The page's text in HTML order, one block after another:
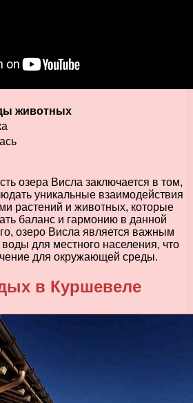
животных
озера Висла заключается в том,
уникальные взаимодействия
растений и животных, которые
баланс и гармонию в данной
озеро Висла является важным
для местного населения, что
для окружающей среды.
в Куршевеле